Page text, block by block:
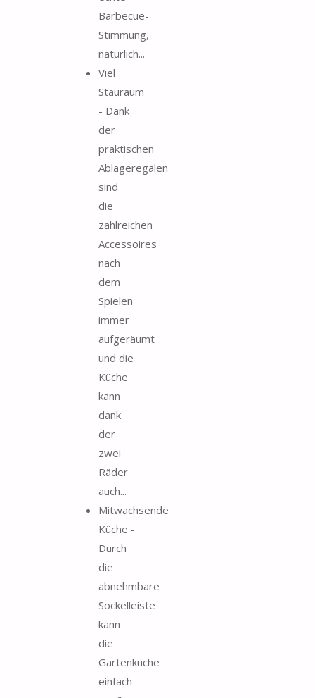
Barbecue-
Stimmung,
natürlich...
Viel
Stauraum
- Dank
der
praktischen
Ablageregalen
sind
die
zahlreichen
Accessoires
nach
dem
Spielen
immer
aufgeräumt
und die
Küche
kann
dank
der
zwei
Räder
auch...
Mitwachsende
Küche -
Durch
die
abnehmbare
Sockelleiste
kann
die
Gartenküche
einfach